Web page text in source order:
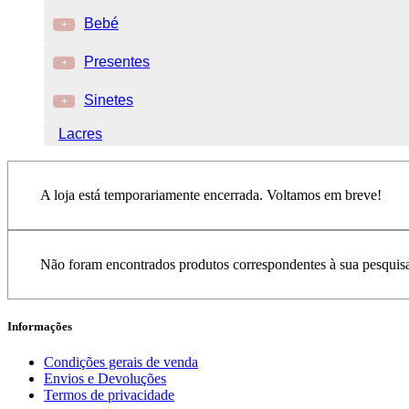
+ Bebé
+ Presentes
+ Sinetes
Lacres
A loja está temporariamente encerrada. Voltamos em breve!
Não foram encontrados produtos correspondentes à sua
Informações
Condições gerais de venda
Envios e Devoluções
Termos de privacidade